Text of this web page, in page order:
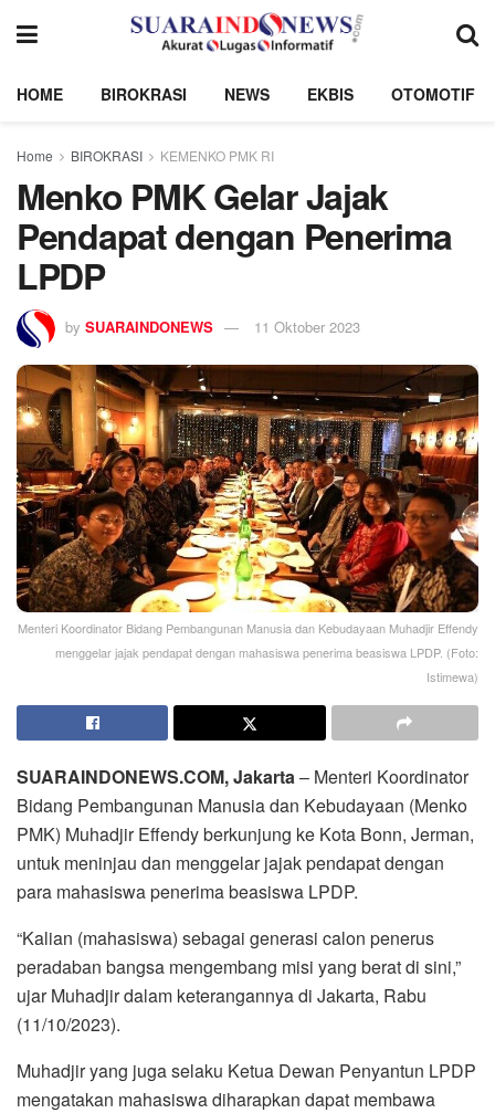
HOME BIROKRASI NEWS EKBIS OTOMOTIF
Home BIROKRASI KEMENKO PMK RI
Menko PMK Gelar Jajak
Pendapat dengan Penerima
LPDP
by SUARAINDONEWS 11 Oktober 2023
Menteri Koordinator Bidang Pembangunan Manusia dan Kebudayaan Muhadjir Effendy
menggelar jajak pendapat dengan mahasiswa penerima beasiswa LPDP. (Foto:
Istimewa)
SUARAINDONEWS.COM, Jakarta– Menteri Koordinator
Bidang Pembangunan Manusia dan Kebudayaan (Menko
PMK) Muhadjir Effendy berkunjung ke Kota Bonn, Jerman,
untuk meninjau dan menggelar jajak pendapat dengan
para mahasiswa penerima beasiswa LPDP.
“Kalian (mahasiswa) sebagai generasi calon penerus
peradaban bangsa mengembang misi yang berat di sini,”
ujar Muhadjir dalam keterangannya di Jakarta, Rabu
(11/10/2023).
Muhadjir yang juga selaku Ketua Dewan Penyantun LPDP
mengatakan mahasiswa diharapkan dapat membawa